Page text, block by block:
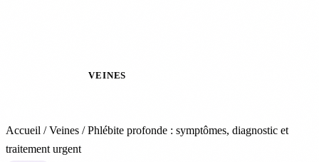
VEINES
Accueil / Veines / Phlébite profonde : symptômes, diagnostic et
traitement urgent